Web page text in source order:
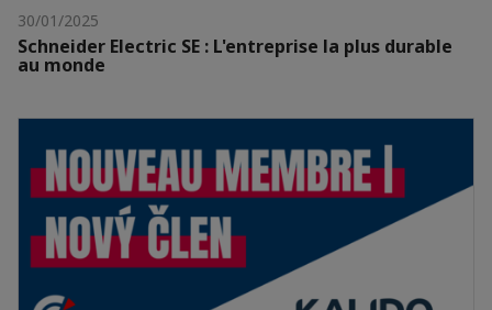
30/01/2025
Schneider Electric SE : L'entreprise la plus durable
au monde